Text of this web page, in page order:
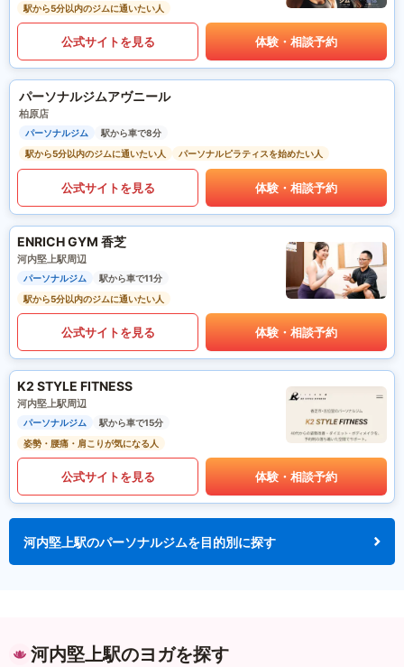
駅から5分以内のジムに通いたい人
公式サイトを見る 体験・相談予約
パーソナルジムアヴニール
柏原店
パーソナルジム
駅から車で8分
駅から5分以内のジムに通いたい人
パーソナルピラティスを始めたい人
公式サイトを見る 体験・相談予約
ENRICH GYM 香芝
河内堅上駅周辺
パーソナルジム
駅から車で11分
駅から5分以内のジムに通いたい人
公式サイトを見る 体験・相談予約
K2 STYLE FITNESS
河内堅上駅周辺
パーソナルジム
駅から車で15分
姿勢・腰痛・肩こりが気になる人
公式サイトを見る 体験・相談予約
河内堅上駅のパーソナルジムを目的別に探す
河内堅上駅のヨガを探す